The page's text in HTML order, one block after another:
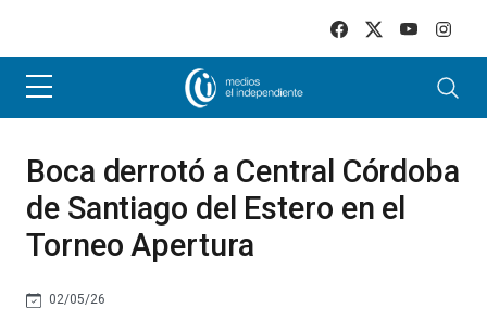
Boca derrotó a Central Córdoba
de Santiago del Estero en el
Torneo Apertura
02/05/26